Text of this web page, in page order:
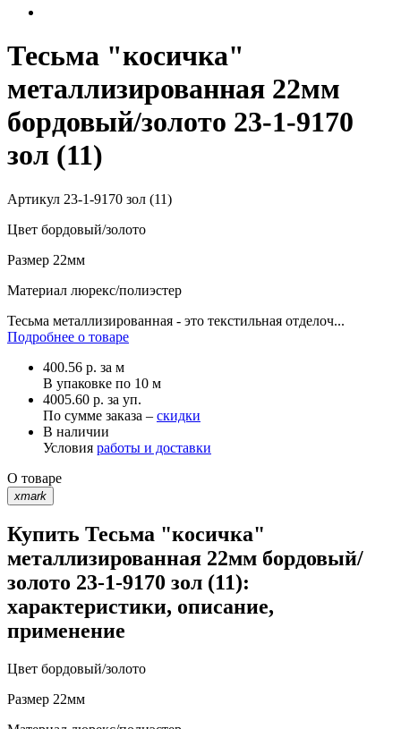
Тесьма "косичка"
металлизированная 22мм
бордовый/золото 23-1-9170
зол (11)
Артикул 23-1-9170 зол (11)
Цвет бордовый/золото
Размер 22мм
Материал люрекс/полиэстер
Тесьма металлизированная - это текстильная отделоч...
Подробнее о товаре
400.56 р. за м
В упаковке по 10 м
4005.60 р. за уп.
По сумме заказа – скидки
В наличии
Условия работы и доставки
О товаре
xmark
Купить Тесьма "косичка"
металлизированная 22мм бордовый/
золото 23-1-9170 зол (11):
характеристики, описание,
применение
Цвет бордовый/золото
Размер 22мм